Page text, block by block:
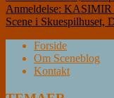
Anmeldelse:
Scene i Skuespilhuset,
Forside
Om Sceneblog
Kontakt